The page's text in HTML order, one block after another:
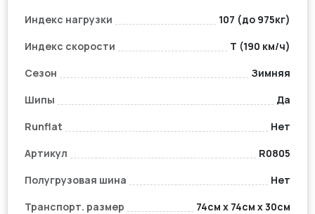
Индекс нагрузки
107 (до 975кг)
Индекс скорости
T (190 км/ч)
Сезон
Зимняя
Шипы
Да
Runflat
Нет
Артикул
R0805
Полугрузовая шина
Нет
Транспорт. размер
74см x 74см x 30см